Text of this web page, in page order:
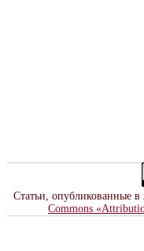
Статьи, опубликованные
Commons